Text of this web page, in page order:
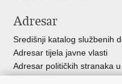
Adresar
Središnji katalog službenih
Adresar tijela javne vlasti
Adresar političkih stranaka u